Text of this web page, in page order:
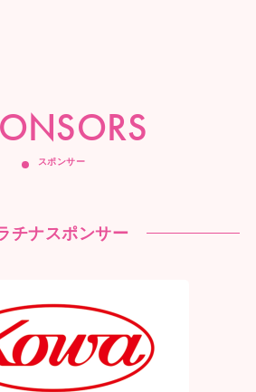
スポンサー
チナスポンサー